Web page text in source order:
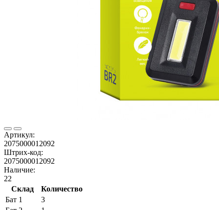
Артикул:
2075000012092
Штрих-код:
2075000012092
Наличие:
22
Склад
Количество
Бат 1
3